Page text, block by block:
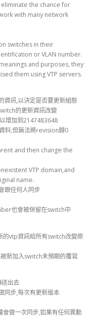
the chance for
with many network
switches in their
or VLAN number.
and purposes, they
them using VTP servers.
訊,以決定是否要更新組態
的更新資訊改變
增加到2147483648
料,但無法將revision歸0
and then change the
VTP domain,and
name.
跟任何人同步
也會被保留在switch中
vtp資訊給所有switch改變原
新加入switch未預期的覆寫
出去
步,每次有更新版本
做一次同步,如果有任何異動